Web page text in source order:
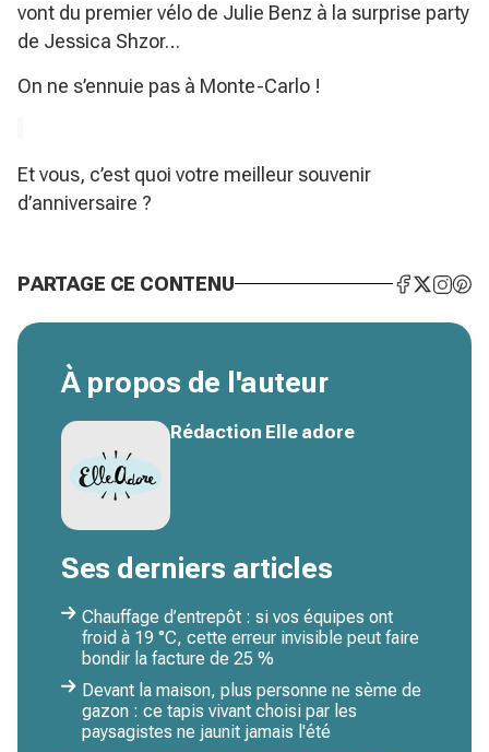
vont du premier vélo de Julie Benz à la surprise party
de Jessica Shzor…
On ne s’ennuie pas à Monte-Carlo !
Et vous, c’est quoi votre meilleur souvenir
d’anniversaire ?
PARTAGE CE CONTENU
À propos de l'auteur
Rédaction Elle adore
Ses derniers articles
Chauffage d’entrepôt : si vos équipes ont
froid à 19 °C, cette erreur invisible peut faire
bondir la facture de 25 %
Devant la maison, plus personne ne sème de
gazon : ce tapis vivant choisi par les
paysagistes ne jaunit jamais l'été